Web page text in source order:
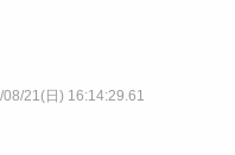
21(日) 16:14:29.61